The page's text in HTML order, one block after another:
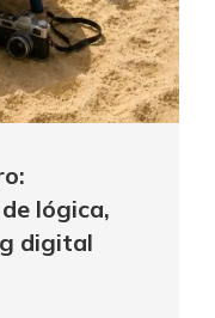
lógica,
digital